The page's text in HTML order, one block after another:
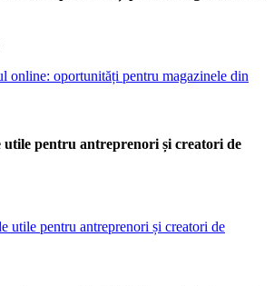
utile pentru antreprenori și creatori de